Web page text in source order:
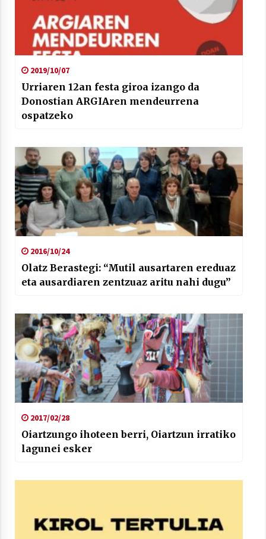
2019/10/07
Urriaren 12an festa giroa izango da
Donostian ARGIAren mendeurrena
ospatzeko
2016/10/24
Olatz Berastegi: “Mutil ausartaren ereduaz
eta ausardiaren zentzuaz aritu nahi dugu”
2017/02/28
Oiartzungo ihoteen berri, Oiartzun irratiko
lagunei esker